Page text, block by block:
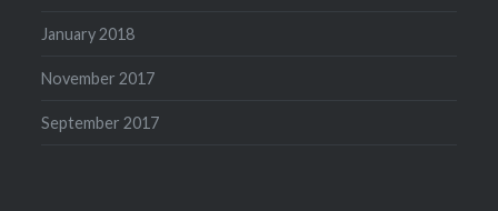
January 2018
November 2017
September 2017